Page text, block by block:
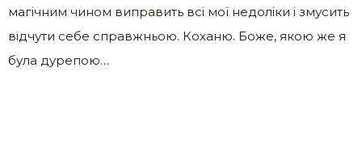
магічним чином виправить всі мої недоліки і змусить
відчути себе справжньою. Коханю. Боже, якою же я
була дурепою…